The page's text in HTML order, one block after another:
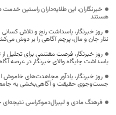
خبرنگاران، این طلایه‌داران راستین
هستند
روز خبرنگار، پاسداشت رنج و تلاش
نثار جان و مال، پرچم آگاهی را بر دوش
روز خبرنگار، فرصت مغتنمی برای تجلیل
پاسداشت جایگاه والای خبرنگار در عرصه
روز خبرنگار، یادآور مجاهدت‌های
جست‌وجوی حقیقت و آگاهی‌بخشی به جامعه
فرهنگ مادی و لیبرال‌دموکراسی نتیجه‌ای